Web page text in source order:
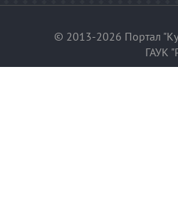
© 2013-2026 Портал
ГАУК